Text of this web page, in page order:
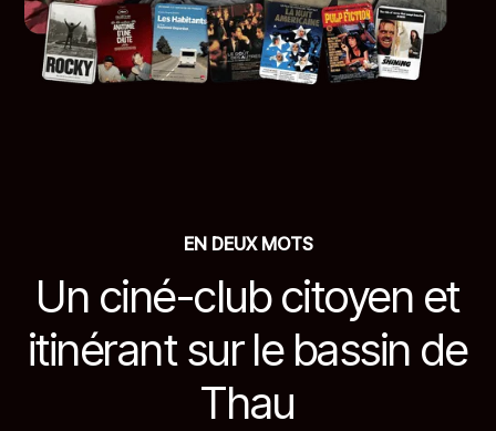
EN DEUX MOTS
Un ciné-club citoyen et
itinérant sur le bassin de
Thau